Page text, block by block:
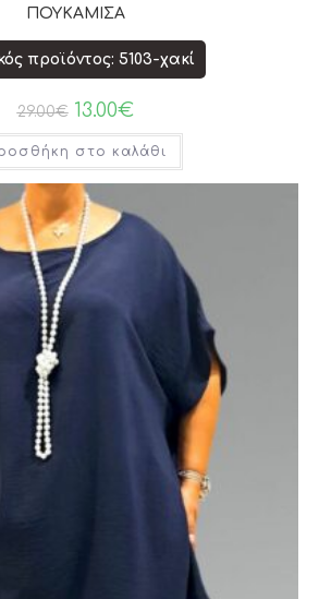
ΠΟΥΚΑΜΙΣΑ
προϊόντος: 5103-χακί
29.00€ 13.00€
στο καλάθι